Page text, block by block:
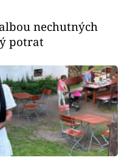
nechutných
potrat